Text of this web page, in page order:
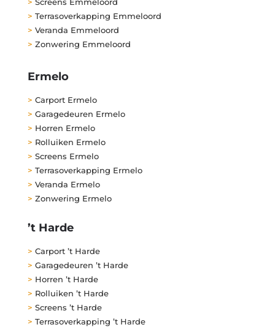
> Screens Emmeloord
> Terrasoverkapping Emmeloord
> Veranda Emmeloord
> Zonwering Emmeloord
Ermelo
> Carport Ermelo
> Garagedeuren Ermelo
> Horren Ermelo
> Rolluiken Ermelo
> Screens Ermelo
> Terrasoverkapping Ermelo
> Veranda Ermelo
> Zonwering Ermelo
’t Harde
> Carport ’t Harde
> Garagedeuren ’t Harde
> Horren ’t Harde
> Rolluiken ’t Harde
> Screens ’t Harde
> Terrasoverkapping ’t Harde